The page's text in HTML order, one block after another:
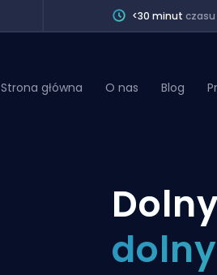
<30 minut
Division Boost
Strona główna O nas Blog